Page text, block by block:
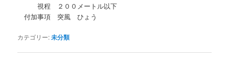
視程 ２００メートル以下
付加事項 突風 ひょう
カテゴリー:未分類